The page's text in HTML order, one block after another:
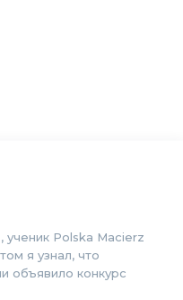
Polska Macierz
я узнал, что
объявило конкурс